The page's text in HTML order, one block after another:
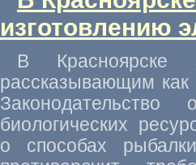
изготовлению
В Красноярске
рассказывающим как
биологических
о способах